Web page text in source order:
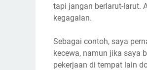
tapi jangan berlarut-larut.
kegagalan.
Sebagai contoh, saya
kecewa, namun jika saya
pekerjaan di tempat lain